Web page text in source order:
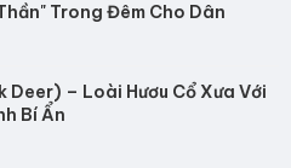
Trong Đêm Cho Dân
Deer) – Loài Hươu Cổ Xưa Với
Bí Ẩn